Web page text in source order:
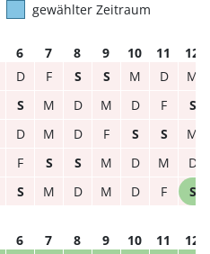
gewählter Zeitraum
6 7 8 9 10 11
12
D F S S M D
M
S M D M D F
S
D M D F S S
M
F S S M D M
D
S M D M D F S
6 7 8 9 10 11
12